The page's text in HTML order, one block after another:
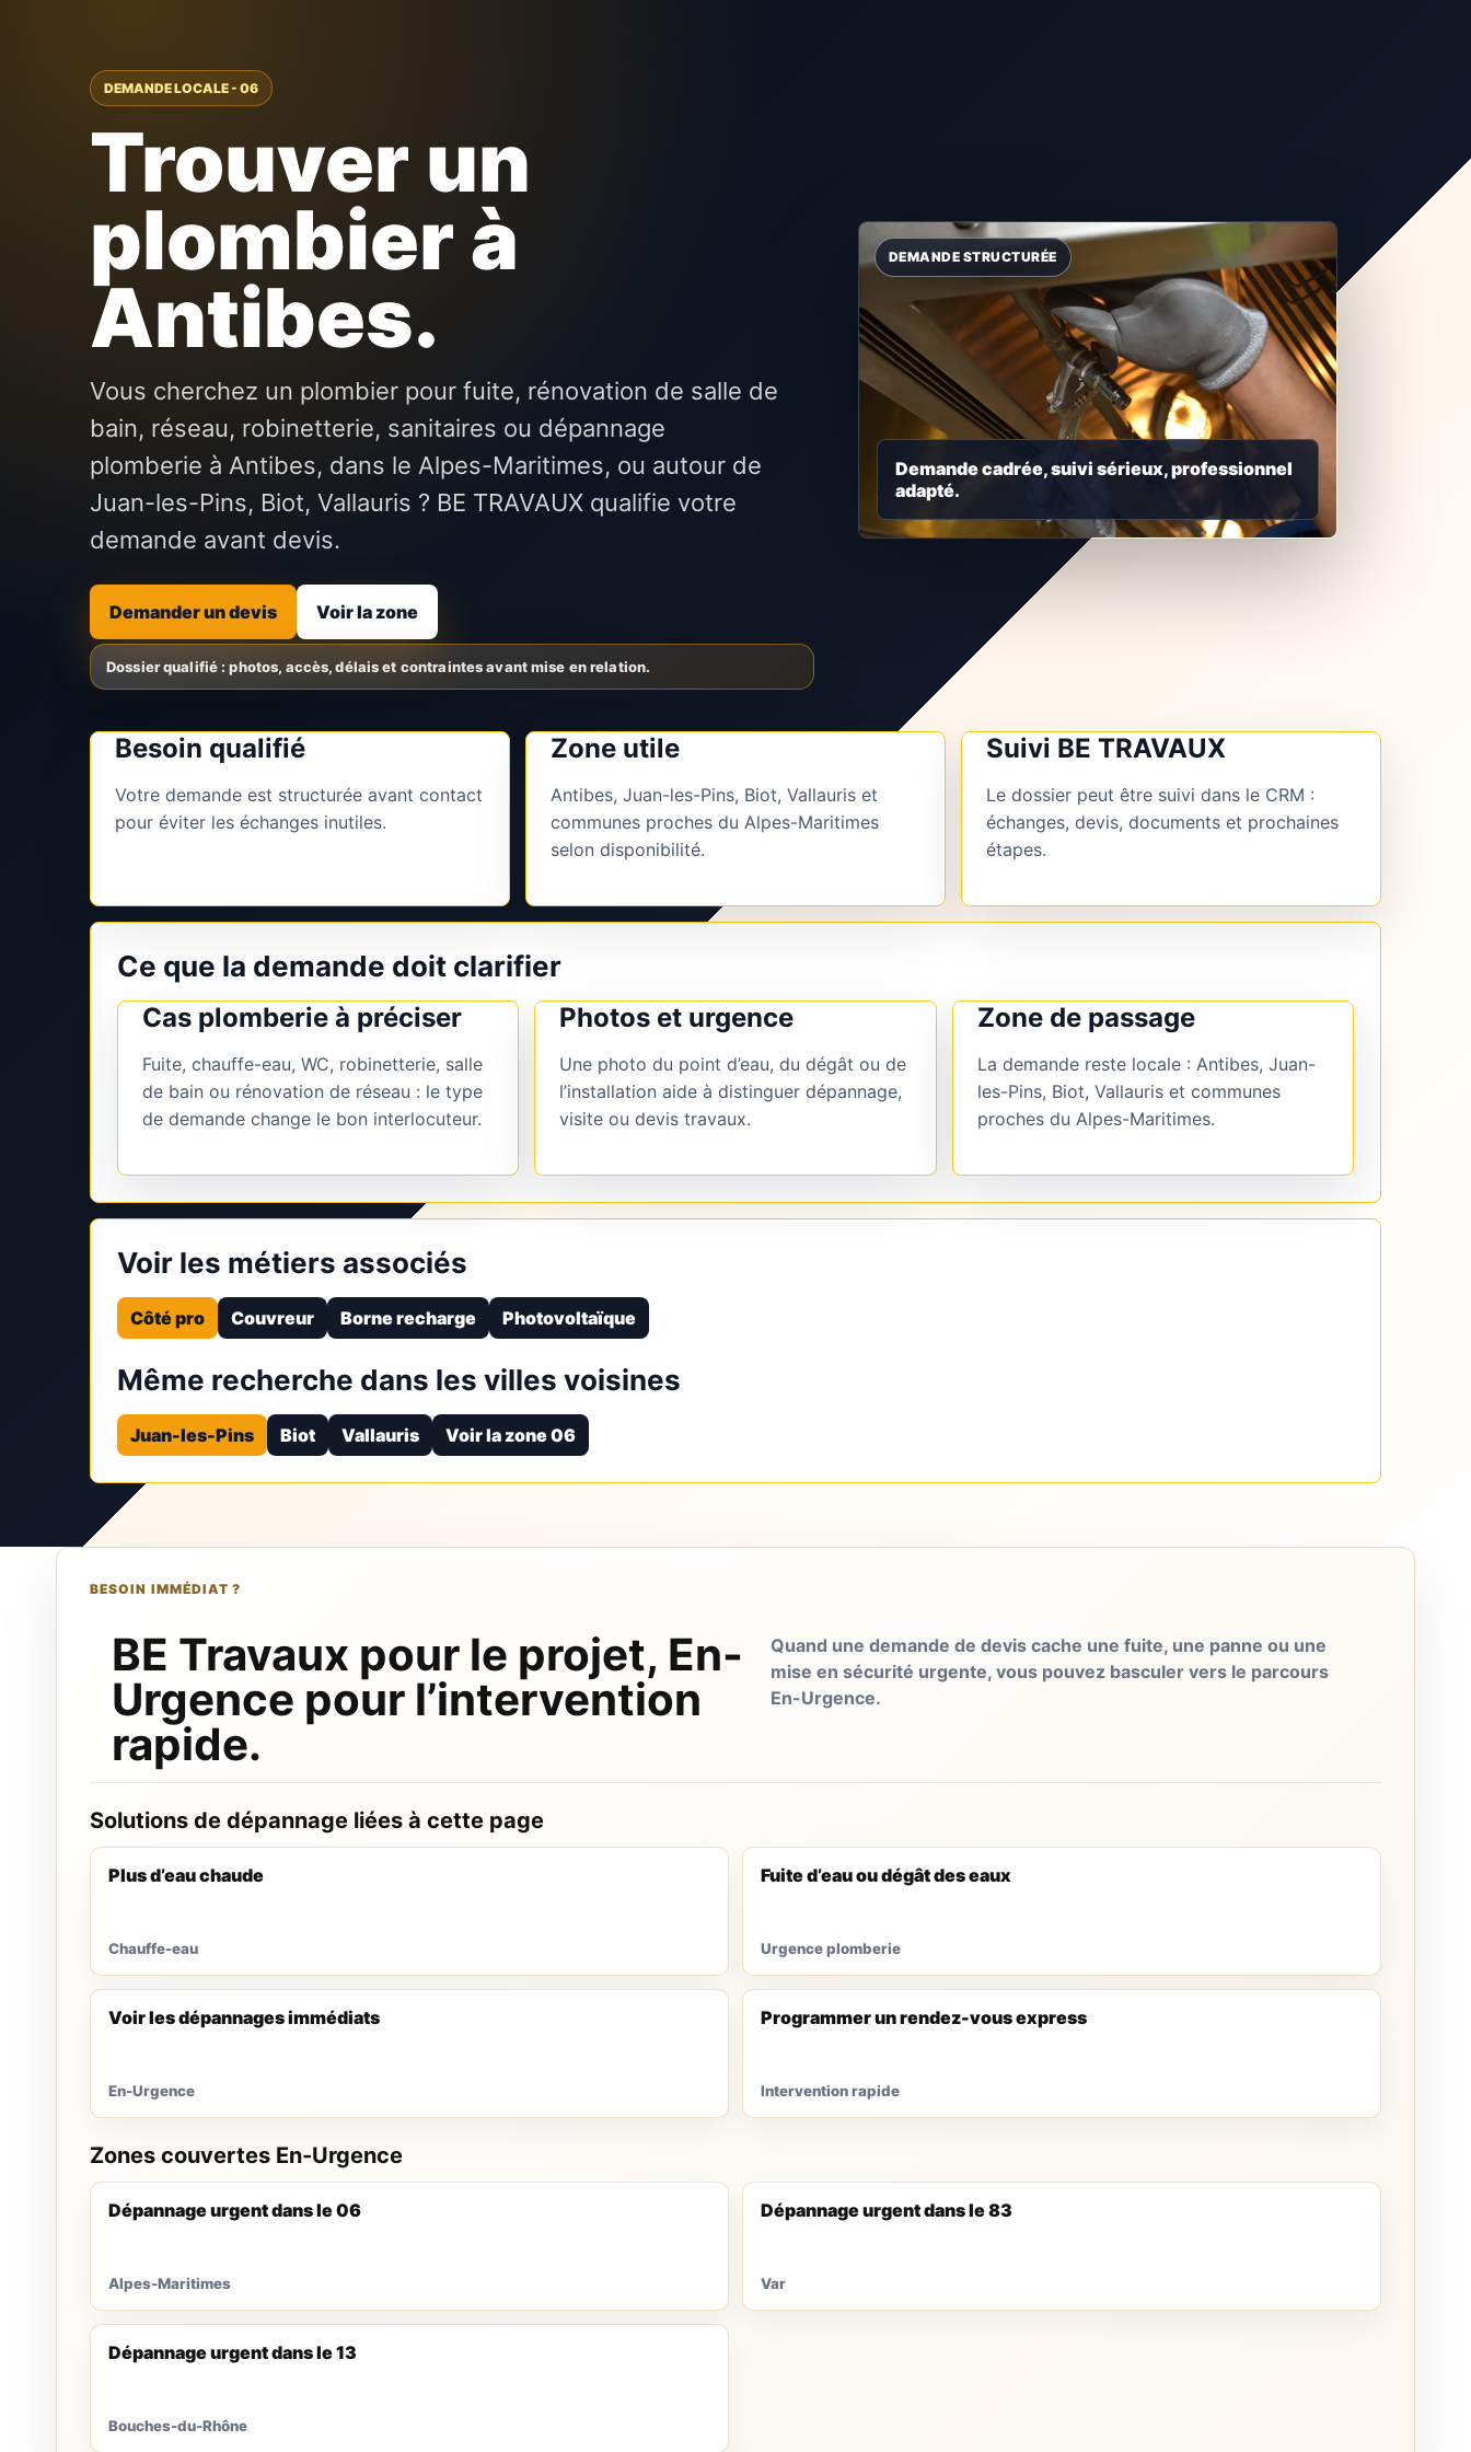
DEMANDE LOCALE - 06
Trouver un
plombier à
Antibes.
Vous cherchez un plombier pour fuite, rénovation de salle de
bain, réseau, robinetterie, sanitaires ou dépannage
plomberie à Antibes, dans le Alpes-Maritimes, ou autour de
Juan-les-Pins, Biot, Vallauris ? BE TRAVAUX qualifie votre
demande avant devis.
Demander un devis Voir la zone
Demande cadrée, suivi sérieux, professionnel
adapté.
Besoin qualifié
Votre demande est structurée avant contact
pour éviter les échanges inutiles.
Zone utile
Antibes, Juan-les-Pins, Biot, Vallauris et
communes proches du Alpes-Maritimes
selon disponibilité.
Suivi BE TRAVAUX
Le dossier peut être suivi dans le CRM :
échanges, devis, documents et prochaines
étapes.
Ce que la demande doit clarifier
Cas plomberie à préciser
Fuite, chauffe-eau, WC, robinetterie, salle
de bain ou rénovation de réseau : le type
de demande change le bon interlocuteur.
Photos et urgence
Une photo du point d’eau, du dégât ou de
l’installation aide à distinguer dépannage,
visite ou devis travaux.
Zone de passage
La demande reste locale : Antibes, Juan-
les-Pins, Biot, Vallauris et communes
proches du Alpes-Maritimes.
Voir les métiers associés
Côté pro Couvreur Borne recharge Photovoltaïque
Même recherche dans les villes voisines
Juan-les-Pins Biot Vallauris Voir la zone 06
BESOIN IMMÉDIAT ?
BE Travaux pour le projet, En-
Urgence pour l’intervention
rapide.
Quand une demande de devis cache une fuite, une panne ou une
mise en sécurité urgente, vous pouvez basculer vers le parcours
En-Urgence.
Solutions de dépannage liées à cette page
Plus d’eau chaude
Chauffe-eau
Fuite d’eau ou dégât des eaux
Urgence plomberie
Voir les dépannages immédiats
En-Urgence
Programmer un rendez-vous express
Intervention rapide
Zones couvertes En-Urgence
Dépannage urgent dans le 06
Alpes-Maritimes
Dépannage urgent dans le 83
Var
Dépannage urgent dans le 13
Bouches-du-Rhône